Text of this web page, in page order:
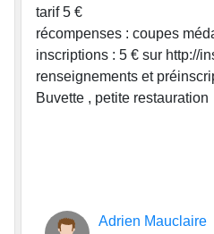
tarif 5 €
récompenses : coupes
inscriptions : 5 € sur http://
renseignements et
Buvette , petite restauration
Adrien Mauclaire